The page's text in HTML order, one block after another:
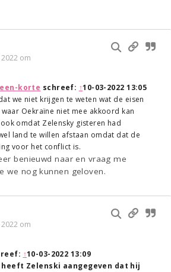
om
korte schreef: ↑10-03-2022 13:05
we niet krijgen te weten wat de eisen
Oekraïne niet mee akkoord kan
omdat Zelensky gisteren had
land te willen afstaan omdat dat de
voor het conflict is.
benieuwd naar en vraag me
we nog kunnen geloven.
om
↑10-03-2022 13:09
Zelenski aangegeven dat hij